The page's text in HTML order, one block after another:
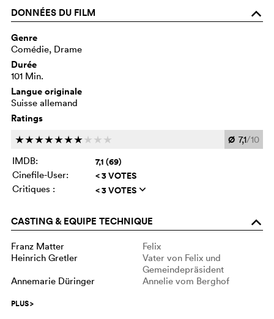
DONNÉES DU FILM o
Genre
Comédie, Drame
Durée
101 Min.
Langue originale
Suisse allemand
Ratings
ccccccc c c c Ø 7,1/10
IMDB:
7,1 (69)
Cinefile-User: < 3 VOTES
Critiques : < 3 VOTES q
CASTING & EQUIPE TECHNIQUE o
Franz Matter
Felix
Heinrich Gretler
Vater von Felix und
Gemeindepräsident
Annemarie Düringer
Annelie vom Berghof
PLUS>